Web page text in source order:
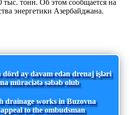
тыс. тонн. Об этом сообщается на
энергетики Азербайджана.
dörd ay davam edən drenaj işləri
müraciətə səbəb olub
drainage works in Buzovna
to the ombudsman